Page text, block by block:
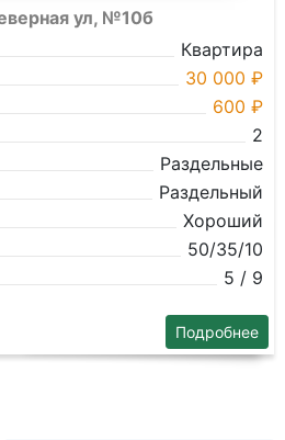
ул, №10б
Квартира
30 000 ₽
600 ₽
2
Раздельные
Раздельный
Хороший
50/35/10
5 / 9
Подробнее